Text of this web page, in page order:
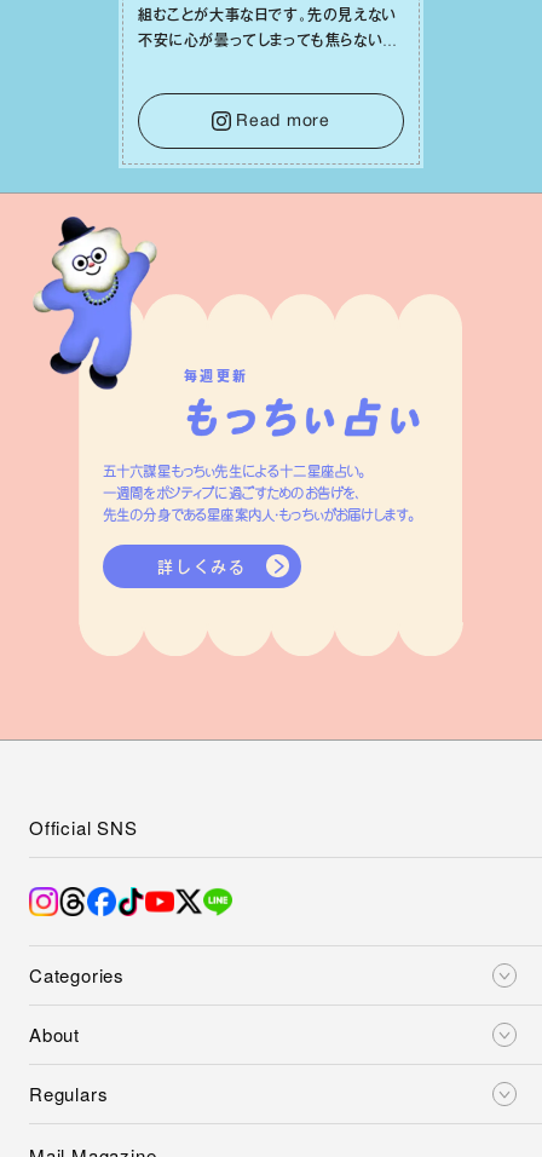
組むことが⼤事な⽇です。先の⾒えない
不安に⼼が曇ってしまっても焦らない
⾝や疲れていそうな⼈をいたわることに
時間を使いましょう。ここでしっかりとエ
ネルギーを蓄え、困難を乗り越える⼒に
変えましょう。
Read more
毎週更新
五十六謀星もっちぃ先生による十二星座占い。
一週間をポジティブに過ごすためのお告げを、
先生の分身である星座案内人・もっちぃがお届けします。
詳しくみる
Categories
About
Regulars
Official SNS